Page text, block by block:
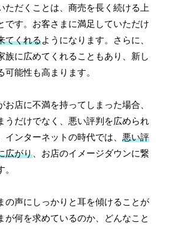
ただくことは、商売を長く続ける上
です。お客さまに満足していただけ
てくれるようになります。さらに、
族に広めてくれることもあり、新し
可能性も高まります。
お店に不満を持ってしまった場合、
うだけでなく、悪い評判を広められ
インターネットの時代では、悪い評
広がり 、お店のイメージダウンに繋
の声にしっかりと耳を傾けることが
が何を求めているのか、どんなこと